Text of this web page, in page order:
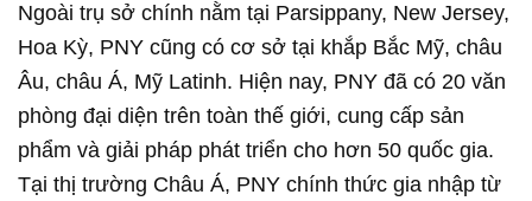
Ngoài trụ sở chính nằm tại Parsippany, New Jersey,
Hoa Kỳ, PNY cũng có cơ sở tại khắp Bắc Mỹ, châu
Âu, châu Á, Mỹ Latinh. Hiện nay, PNY đã có 20 văn
phòng đại diện trên toàn thế giới, cung cấp sản
phẩm và giải pháp phát triển cho hơn 50 quốc gia.
Tại thị trường Châu Á, PNY chính thức gia nhập từ